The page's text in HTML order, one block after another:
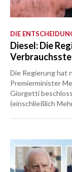
DIE
Diesel: Die
Die Regierung hat
Premierminister
Giorgetti
(einschließlich